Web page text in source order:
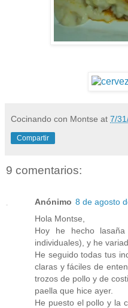
Cocinando con Montse at 7/
Compartir
9 comentarios:
Anónimo 8 de agosto
Hola Montse,
Hoy he hecho
individuales), y he
He seguido todas tus
claras y fáciles de
trozos de pollo y de
paella que hice ayer.
He puesto el pollo y la